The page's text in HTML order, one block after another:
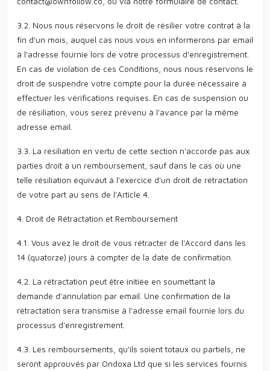
3.2. Nous nous réservons le droit de résilier votre contrat à la
fin d'un mois, auquel cas nous vous en informerons par email
à l'adresse fournie lors de votre processus d'enregistrement.
En cas de violation de ces Conditions, nous nous réservons le
droit de suspendre votre compte pour la durée nécessaire à
effectuer les vérifications requises. En cas de suspension ou
de résiliation, vous serez prévenu à l'avance par la même
adresse email.
3.3. La résiliation en vertu de cette section n'accorde pas aux
parties droit à un remboursement, sauf dans le cas où une
telle résiliation équivaut à l'exercice d'un droit de rétractation
de votre part au sens de l'Article 4.
4. Droit de Rétractation et Remboursement
4.1. Vous avez le droit de vous rétracter de l'Accord dans les
14 (quatorze) jours à compter de la date de confirmation.
4.2. La rétractation peut être initiée en soumettant la
demande d'annulation par email. Une confirmation de la
rétractation sera transmise à l'adresse email fournie lors du
processus d'enregistrement.
4.3. Les remboursements, qu'ils soient totaux ou partiels, ne
seront approuvés par Ondoxa Ltd que si les services fournis